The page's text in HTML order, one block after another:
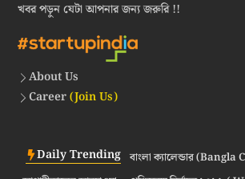
খবর পড়ুন যেটা আপনার জন্য জরুরি !!
About Us
Career(Join Us)
Daily Trending বাংলা ক্যালেন্ডার